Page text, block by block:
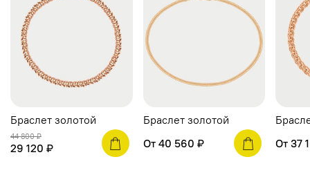
Браслет золотой
44 800 ₽
29 120 ₽
Браслет золотой
От 40 560 ₽
От 37